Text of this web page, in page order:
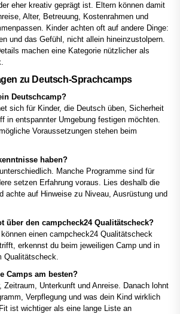
eher kreativ geprägt ist. Eltern können damit
Alter, Betreuung, Kostenrahmen und
Kinder achten oft auf andere Dinge:
und das Gefühl, nicht allein hineinzustolpern.
machen eine Kategorie nützlicher als
zu Deutsch-Sprachcamps
Deutschcamp?
sich für Kinder, die Deutsch üben, Sicherheit
in entspannter Umgebung festigen möchten.
Voraussetzungen stehen beim
haben?
Manche Programme sind für
setzen Erfahrung voraus. Lies deshalb die
achte auf Hinweise zu Niveau, Ausrüstung und
über den campcheck24 Qualitätscheck?
einen campcheck24 Qualitätscheck
erkennst du beim jeweiligen Camp und in
Qualitätscheck.
Camps am besten?
Zeitraum, Unterkunft und Anreise. Danach lohnt
Verpflegung und was dein Kind wirklich
ist wichtiger als eine lange Liste an